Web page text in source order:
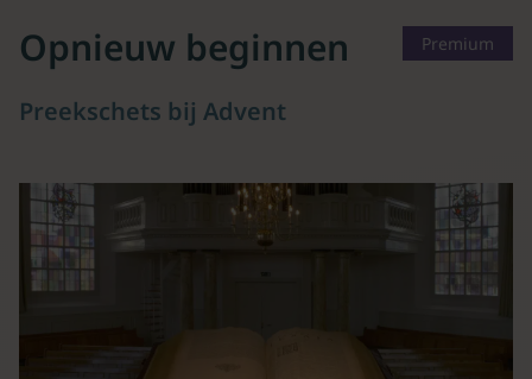
Premium
Opnieuw beginnen
Preekschets bij Advent